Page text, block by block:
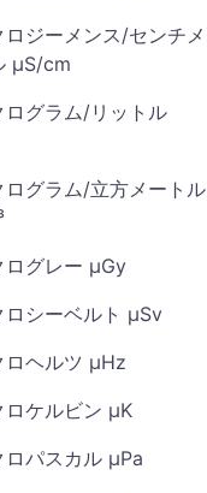
ロジーメンス/センチメ
µS/cm
ログラム/リットル
ログラム/立方メートル
ログレー µGy
ロシーベルト µSv
ロヘルツ µHz
ロケルビン µK
ロパスカル µPa